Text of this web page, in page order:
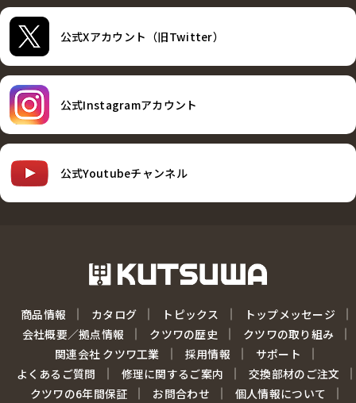
公式Xアカウント（旧Twitter）
公式Instagramアカウント
公式Youtubeチャンネル
商品情報 カタログ トピックス
トップメッセージ
会社概要／拠点情報
クツワの歴史
クツワの取り組み
関連会社 クツワ工業
採用情報
サポート
よくあるご質問
修理に関するご案内
交換部材のご注文
クツワの6年間保証
お問合わせ 個人情報について